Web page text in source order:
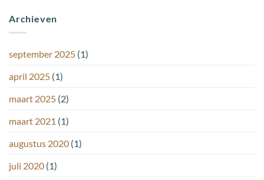
Archieven
september 2025 (1)
april 2025 (1)
maart 2025 (2)
maart 2021 (1)
augustus 2020 (1)
juli 2020 (1)